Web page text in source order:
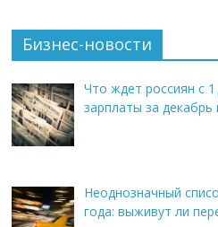
Бизнес-новости
Что ждет россиян с
зарплаты за
Неоднозначный
года: выживут ли